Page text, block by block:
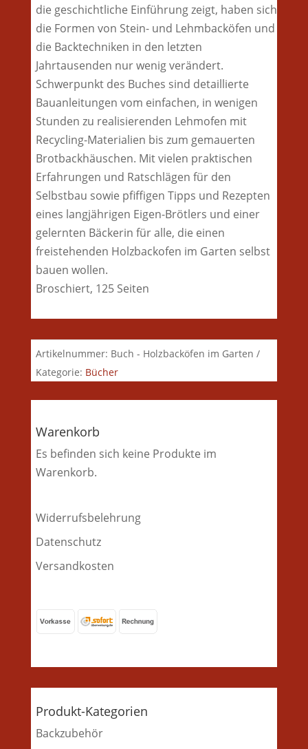
die geschichtliche Einführung zeigt, haben sich
die Formen von Stein- und Lehmbacköfen und
die Backtechniken in den letzten
Jahrtausenden nur wenig verändert.
Schwerpunkt des Buches sind detaillierte
Bauanleitungen vom einfachen, in wenigen
Stunden zu realisierenden Lehmofen mit
Recycling-Materialien bis zum gemauerten
Brotbackhäuschen. Mit vielen praktischen
Erfahrungen und Ratschlägen für den
Selbstbau sowie pfiffigen Tipps und Rezepten
eines langjährigen Eigen-Brötlers und einer
gelernten Bäckerin für alle, die einen
freistehenden Holzbackofen im Garten selbst
bauen wollen.
Broschiert, 125 Seiten
Artikelnummer: Buch - Holzbacköfen im Garten
Kategorie: Bücher
Warenkorb
Es befinden sich keine Produkte im
Warenkorb.
Widerrufsbelehrung
Datenschutz
Versandkosten
Produkt-Kategorien
Backzubehör